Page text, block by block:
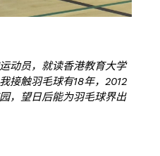
动员，就读香港教育大学
接触羽毛球有18年，2012
，望日后能为羽毛球界出